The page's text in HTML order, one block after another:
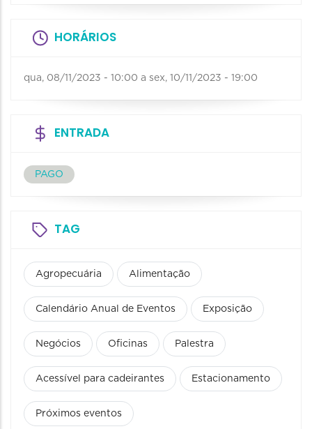
HORÁRIOS
qua, 08/11/2023 - 10:00 a sex, 10/11/2023 - 19:00
ENTRADA
PAGO
TAG
Agropecuária Alimentação
Calendário Anual de Eventos Exposição
Negócios Oficinas Palestra
Acessível para cadeirantes Estacionamento
Próximos eventos